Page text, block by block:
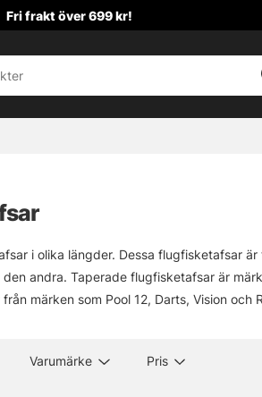
Fri frakt över 699 kr!
i olika längder. Dessa flugfisketafsar
andra. Taperade flugfisketafsar är
märken som Pool 12, Darts, Vision
Varumärke Pris